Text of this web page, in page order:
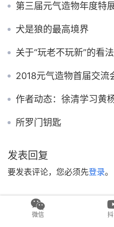
第三届元气造物年度特
犬是狼的最高境界
关于“玩老不玩新”的看法
2018元气造物首届交流
作者动态：徐清学习黄
所罗门钥匙
发表回复
要发表评论，您必须先登录。
Copyright © 2017 元气造物 版权所
微信